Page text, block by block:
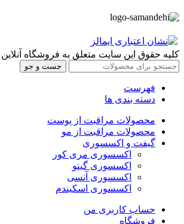
کلیه حقوق این سایت متعلق به فروشگاه
جست و جو
فهرست
دسته بندی ها
محصولات مراقبت از پوست
محصولات مراقبت از مو
گیفت و اکسسوری
اکسسوری مری کور
اکسسوری گینو
اکسسوری آنسی
اکسسوری اسکیندم
حساب کاربری من
فروشگاه